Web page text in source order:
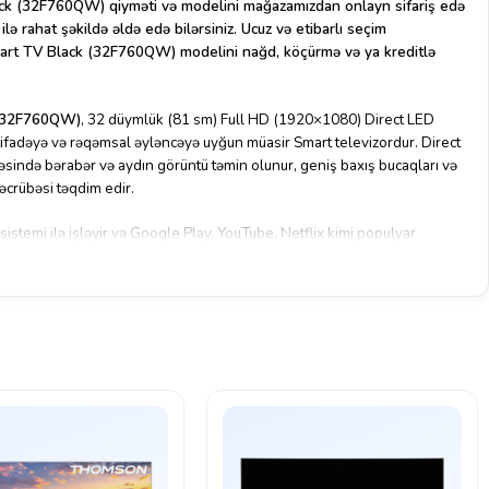
(32F760QW) qiyməti və modelini mağazamızdan onlayn sifariş edə
rahat şəkildə əldə edə bilərsiniz. Ucuz və etibarlı seçim
TV Black (32F760QW) modelini nağd, köçürmə və ya kreditlə
, 32 düymlük (81 sm) Full HD (1920×1080) Direct LED
və rəqəmsal əyləncəyə uyğun müasir Smart televizordur. Direct
bərabər və aydın görüntü təmin olunur, geniş baxış bucaqları və
təqdim edir.
ilə işləyir və Google Play, YouTube, Netflix kimi populyar
Fi və Ethernet (LAN) bağlantısı sayəsində sürətli və stabil internet
isə simsiz qulaqlıqlar və digər aksessuarlarla uyğunluq yaradır.
səs, smart imkanlar və müasir dizayn bir arada!